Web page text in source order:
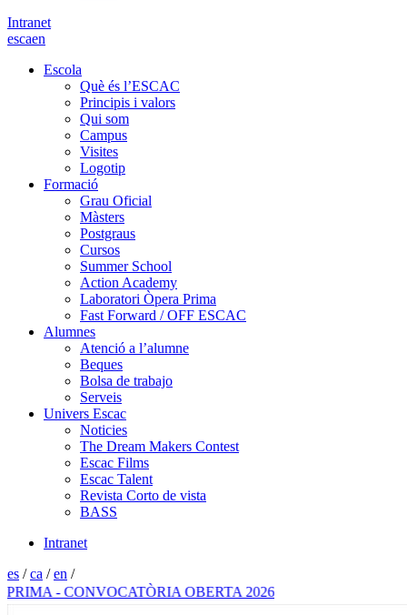
Intranet
escaen
Escola
Què és l’ESCAC
Principis i valors
Qui som
Campus
Visites
Logotip
Formació
Grau Oficial
Màsters
Postgraus
Cursos
Summer School
Action Academy
Laboratori Òpera Prima
Fast Forward / OFF ESCAC
Alumnes
Atenció a l’alumne
Beques
Bolsa de trabajo
Serveis
Univers Escac
Noticies
The Dream Makers Contest
Escac Films
Escac Talent
Revista Corto de vista
BASS
Intranet
es /ca /en /
- CONVOCATÒRIA OBERTA 2026